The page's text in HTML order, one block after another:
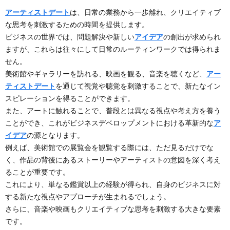
アーティストデートは、日常の業務から一歩離れ、クリエイティブ
な思考を刺激するための時間を提供します。
ビジネスの世界では、問題解決や新しいアイデアの創出が求められ
ますが、これらは往々にして日常のルーティンワークでは得られま
せん。
美術館やギャラリーを訪れる、映画を観る、音楽を聴くなど、 アー
ティストデートを通じて視覚や聴覚を刺激することで、新たなイン
スピレーションを得ることができます。
また、アートに触れることで、普段とは異なる視点や考え方を養う
ことができ、これがビジネスデベロップメントにおける革新的なア
イデアの源となります。
例えば、美術館での展覧会を観覧する際には、ただ見るだけでな
く、作品の背後にあるストーリーやアーティストの意図を深く考え
ることが重要です。
これにより、単なる鑑賞以上の経験が得られ、自身のビジネスに対
する新たな視点やアプローチが生まれるでしょう。
さらに、音楽や映画もクリエイティブな思考を刺激する大きな要素
です。